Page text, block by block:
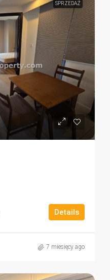
SPRZEDAŻ
Details
7 miesięcy ago